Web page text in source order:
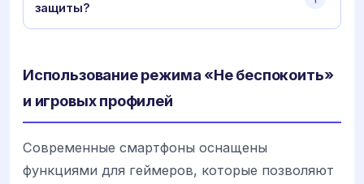
защиты?
Использование режима «Не беспокоить»
и игровых профилей
Современные смартфоны оснащены
функциями для геймеров, которые позволяют